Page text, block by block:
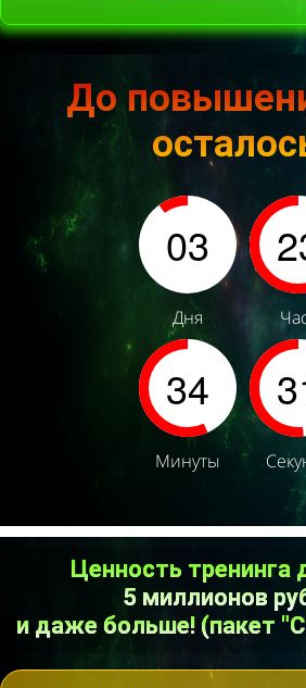
До
03
Дня
34
Минуты
Ценность тренинга
5 миллионов
и даже больше! (пакет